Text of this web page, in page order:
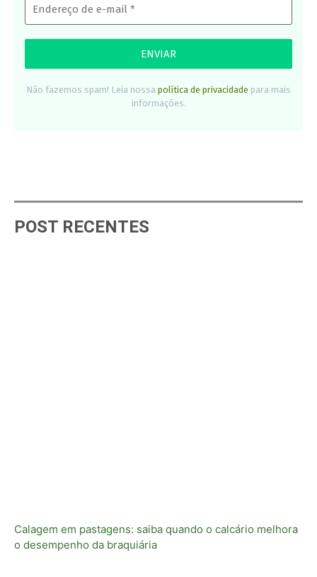
Não fazemos spam! Leia nossa política de privacidade para mais
informações.
POST RECENTES
Calagem em pastagens: saiba quando o calcário melhora
o desempenho da braquiária